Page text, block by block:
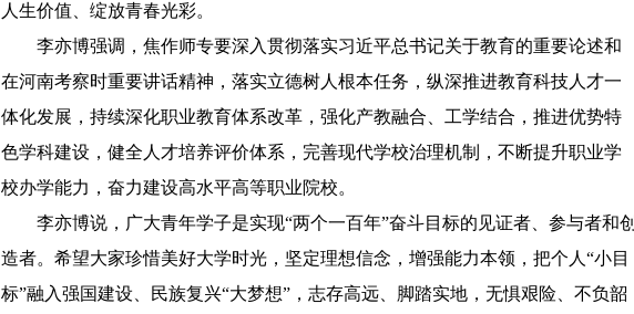
人生价值、绽放青春光彩。
李亦博强调，焦作师专要深入贯彻落实习近平总书记关于教育的重要论述和
在河南考察时重要讲话精神，落实立德树人根本任务，纵深推进教育科技人才一
体化发展，持续深化职业教育体系改革，强化产教融合、工学结合，推进优势特
色学科建设，健全人才培养评价体系，完善现代学校治理机制，不断提升职业学
校办学能力，奋力建设高水平高等职业院校。
李亦博说，广大青年学子是实现“两个一百年”奋斗目标的见证者、参与者和创
造者。希望大家珍惜美好大学时光，坚定理想信念，增强能力本领，把个人“小目
标”融入强国建设、民族复兴“大梦想”，志存高远、脚踏实地，无惧艰险、不负韶